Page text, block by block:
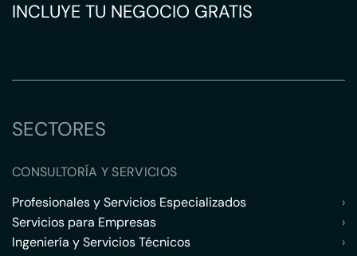
INCLUYE TU NEGOCIO GRATIS
SECTORES
CONSULTORÍA Y SERVICIOS
Profesionales y Servicios Especializados
›
Servicios para Empresas
›
Ingeniería y Servicios Técnicos
›